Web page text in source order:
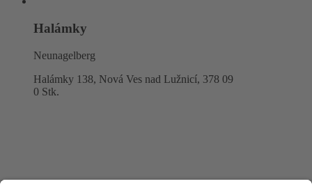
Halámky
Neunagelberg
Halámky 138, Nová Ves nad Lužnicí, 378 09
0 Stk.